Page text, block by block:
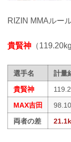
RIZIN MMAルー
貴賢神 （
選手名 計量
貴賢神
MAX吉田
両者の差